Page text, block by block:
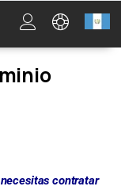
contratar